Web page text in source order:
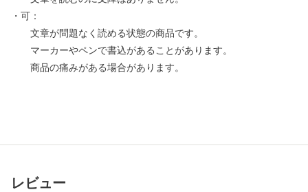
・可：
文章が問題なく読める状態の商品です。
マーカーやペンで書込があることがあります。
商品の痛みがある場合があります。
レビュー